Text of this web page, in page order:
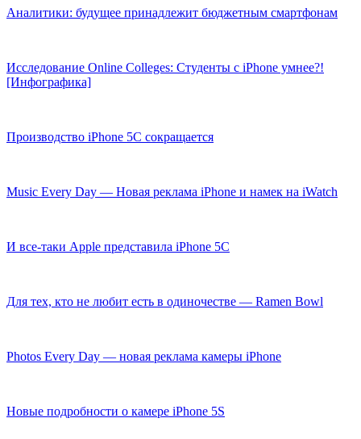
Аналитики: будущее принадлежит бюджетным смартфонам
Исследование Online Colleges: Студенты с iPhone умнее?!
[Инфографика]
Производство iPhone 5C сокращается
Music Every Day — Новая реклама iPhone и намек на iWatch
И все-таки Apple представила iPhone 5C
Для тех, кто не любит есть в одиночестве — Ramen Bowl
Photos Every Day — новая реклама камеры iPhone
Новые подробности о камере iPhone 5S